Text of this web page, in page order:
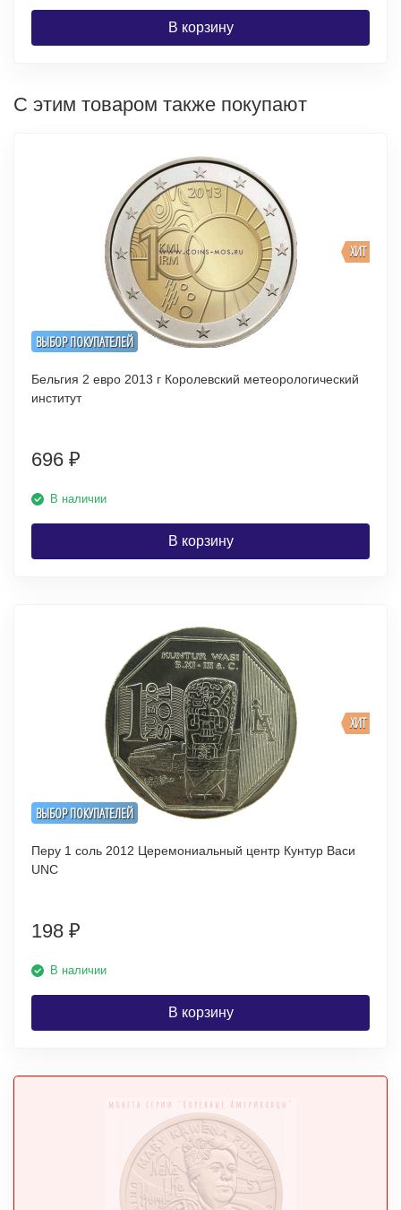
В корзину
С этим товаром также покупают
ВЫБОР ПОКУПАТЕЛЕЙ
ХИТ
Бельгия 2 евро 2013 г Королевский метеорологический
институт
696 ₽
В наличии
В корзину
ВЫБОР ПОКУПАТЕЛЕЙ
ХИТ
Перу 1 соль 2012 Церемониальный центр Кунтур Васи
UNC
198 ₽
В наличии
В корзину